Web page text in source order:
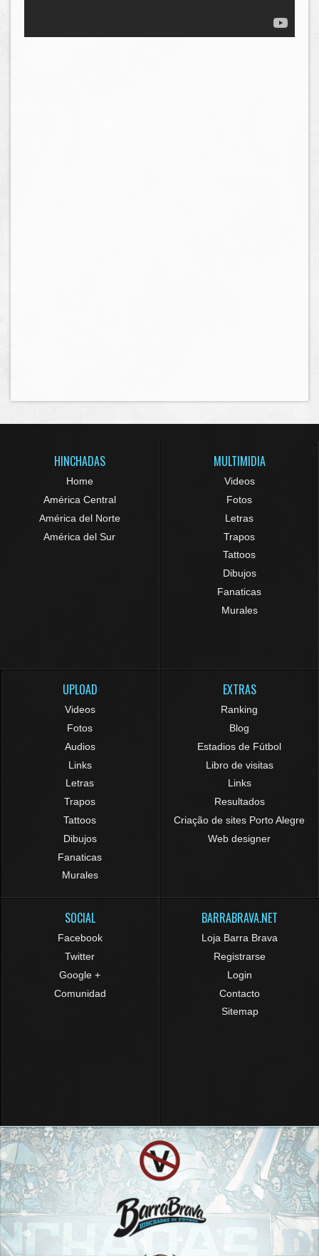
HINCHADAS
Home
América Central
América del Norte
América del Sur
MULTIMIDIA
Videos
Fotos
Letras
Trapos
Tattoos
Dibujos
Fanaticas
Murales
UPLOAD
Videos
Fotos
Audios
Links
Letras
Trapos
Tattoos
Dibujos
Fanaticas
Murales
EXTRAS
Ranking
Blog
Estadios de Fútbol
Libro de visitas
Links
Resultados
Criação de sites Porto Alegre
Web designer
SOCIAL
Facebook
Twitter
Google +
Comunidad
BARRABRAVA.NET
Loja Barra Brava
Registrarse
Login
Contacto
Sitemap